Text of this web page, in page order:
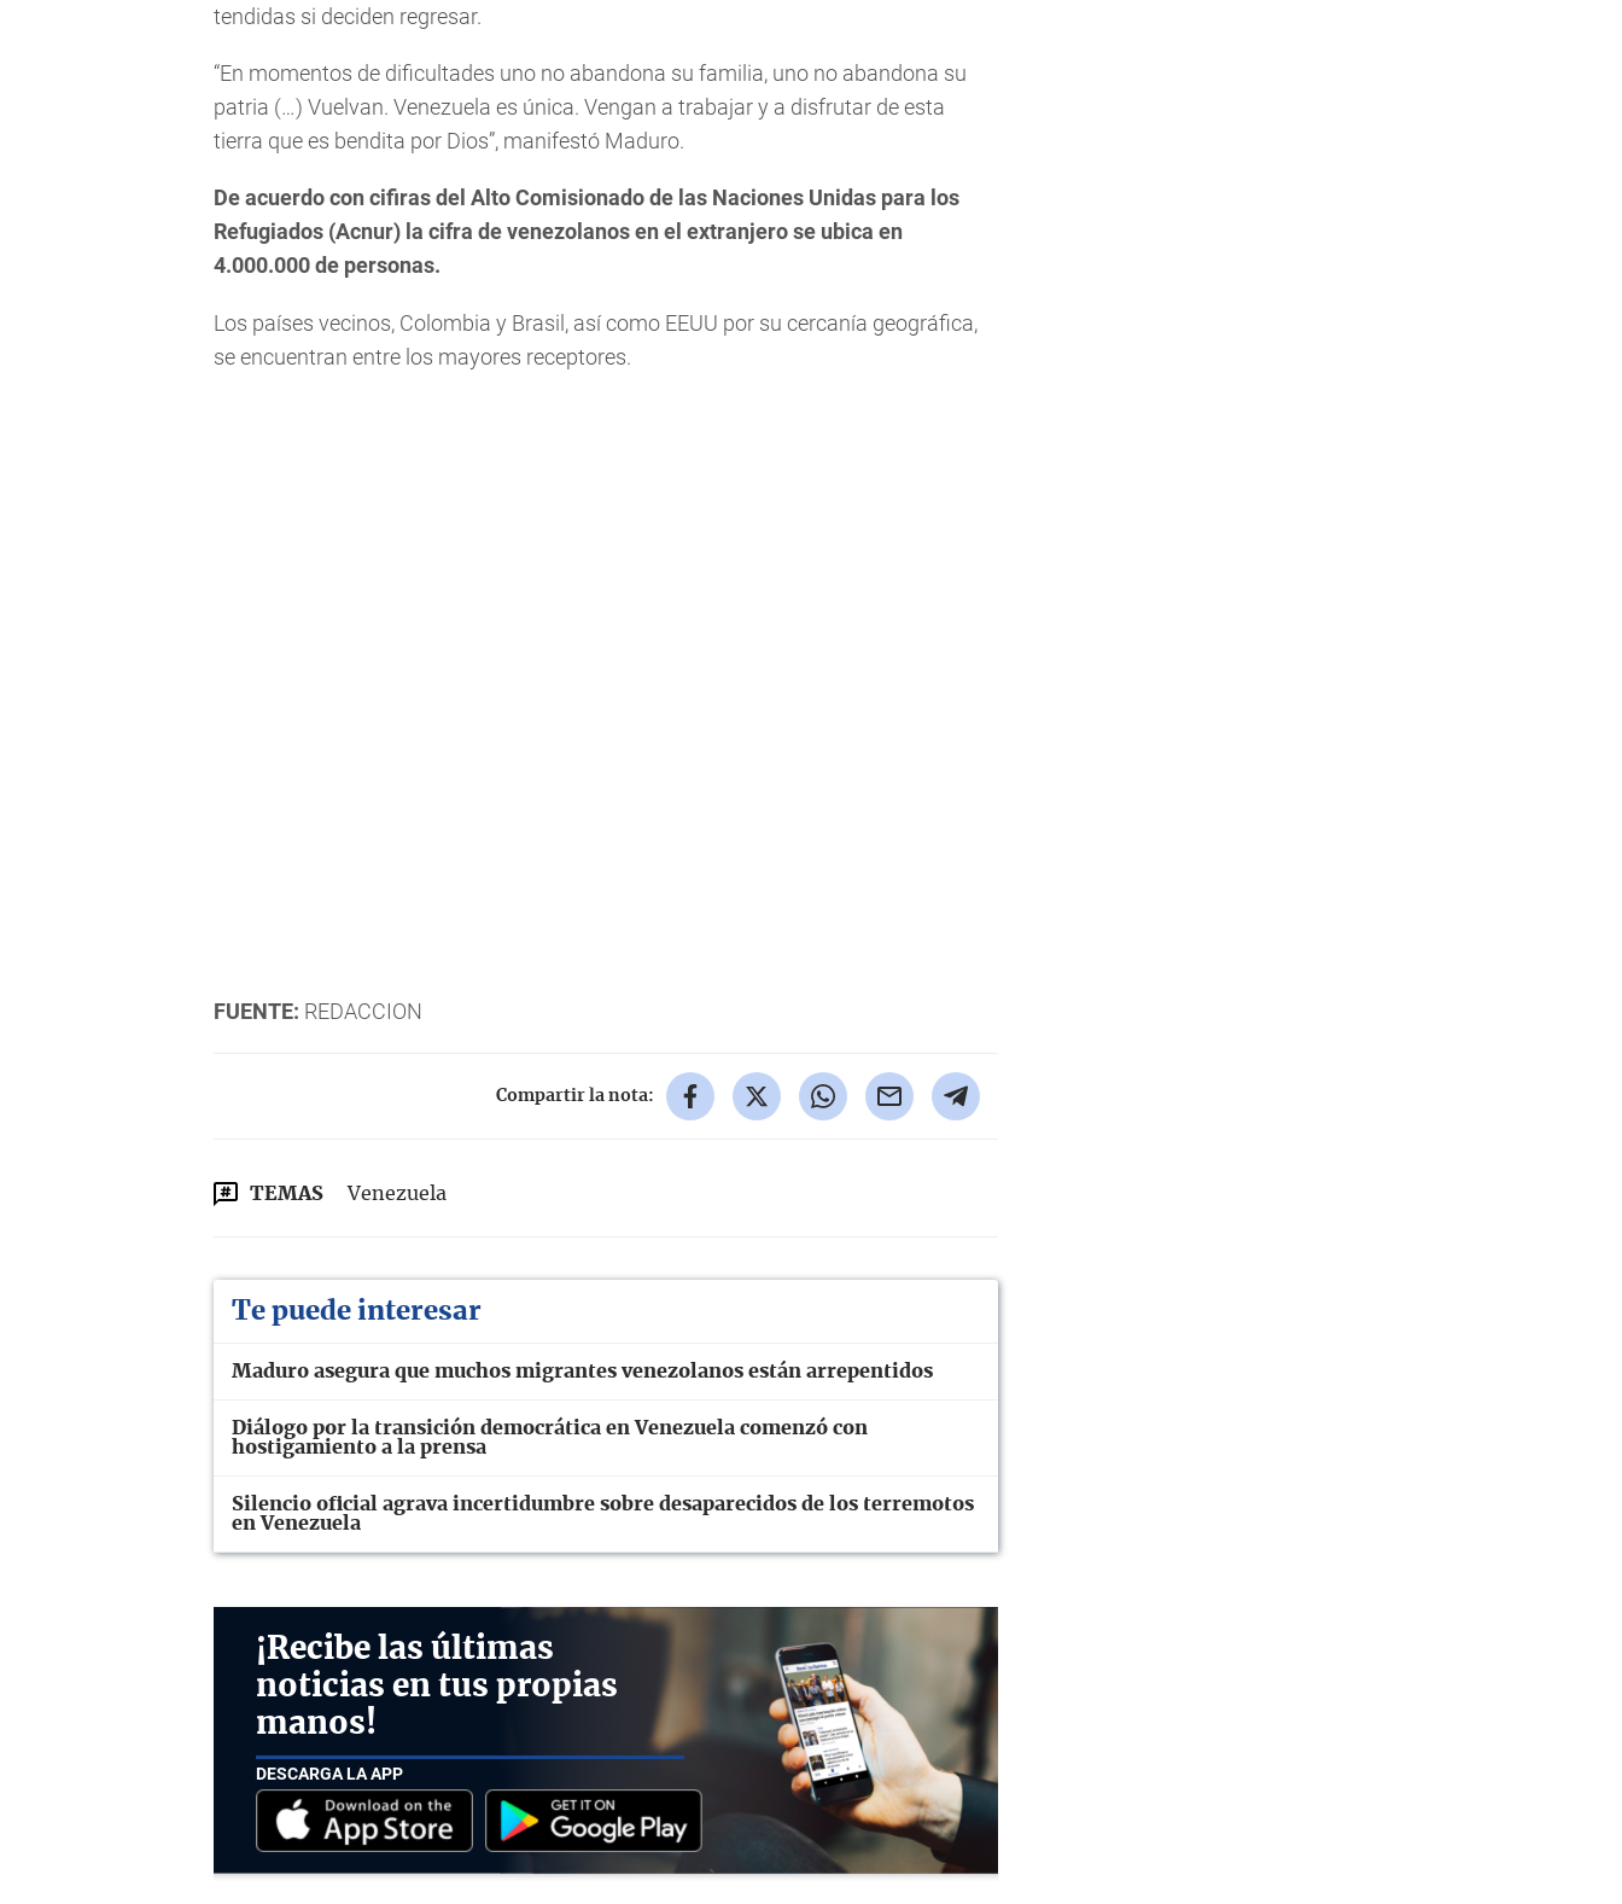
tendidas si deciden regresar.
“En momentos de dificultades uno no abandona su familia, uno no abandona su
patria (…) Vuelvan. Venezuela es única. Vengan a trabajar y a disfrutar de esta
tierra que es bendita por Dios”, manifestó Maduro.
De acuerdo con cifiras del Alto Comisionado de las Naciones Unidas para los
Refugiados (Acnur) la cifra de venezolanos en el extranjero se ubica en
4.000.000 de personas.
Los países vecinos, Colombia y Brasil, así como EEUU por su cercanía geográfica,
se encuentran entre los mayores receptores.
FUENTE: REDACCION
Compartir la nota:
TEMAS Venezuela
Te puede interesar
Maduro asegura que muchos migrantes venezolanos están arrepentidos
Diálogo por la transición democrática en Venezuela comenzó con
hostigamiento a la prensa
Silencio oficial agrava incertidumbre sobre desaparecidos de los terremotos
en Venezuela
¡Recibe las últimas
noticias en tus propias
manos!
DESCARGA LA APP